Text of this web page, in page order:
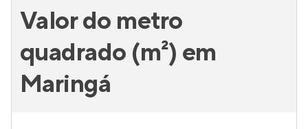
Valor do metro
quadrado (m²) em
Maringá